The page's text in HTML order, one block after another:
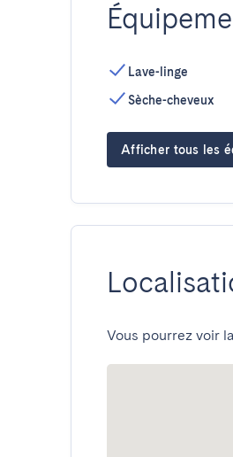
Lave-linge
Sèche-cheveux
Afficher tous les
Vous pourrez voir